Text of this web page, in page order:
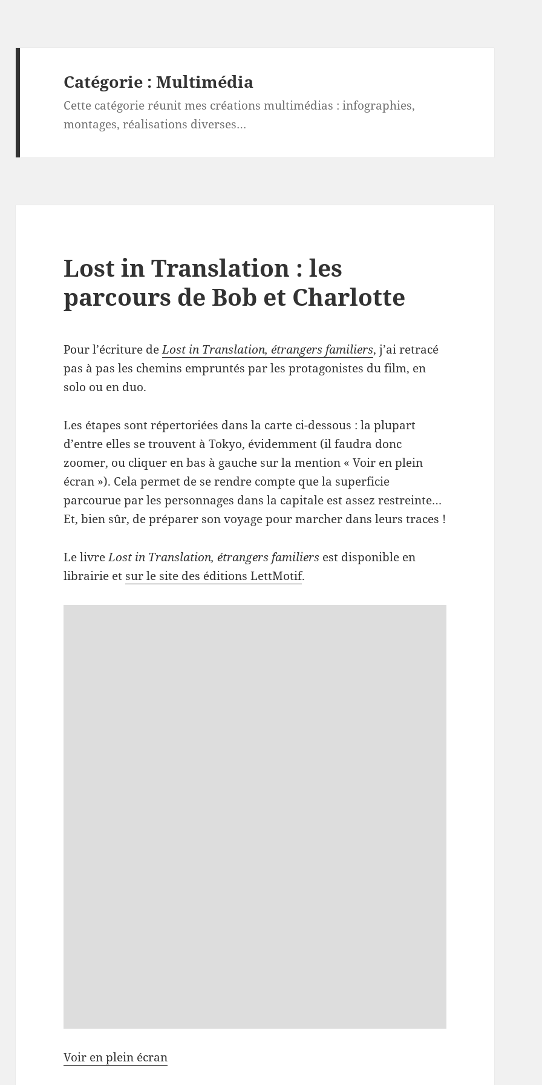
Catégorie :Multimédia
Cette catégorie réunit mes créations multimédias : infographies,
montages, réalisations diverses…
Lost in Translation : les
parcours de Bob et Charlotte
Pour l’écriture deLost in Translation, étrangers familiers, j’ai retracé
pas à pas les chemins empruntés par les protagonistes du film, en
solo ou en duo.
Les étapes sont répertoriées dans la carte ci-dessous : la plupart
d’entre elles se trouvent à Tokyo, évidemment (il faudra donc
zoomer, ou cliquer en bas à gauche sur la mention « Voir en plein
écran »). Cela permet de se rendre compte que la superficie
parcourue par les personnages dans la capitale est assez restreinte…
Et, bien sûr, de préparer son voyage pour marcher dans leurs traces !
Le livreLost in Translation, étrangers familiers est disponible en
librairie et sur le site des éditions LettMotif.
Voir en plein écran